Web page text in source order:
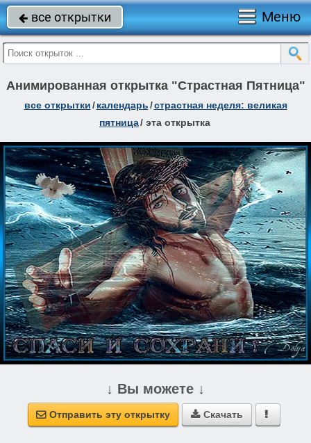
 все открытки Меню
Анимированная открытка "Страстная Пятница"
все открытки/ календарь/страстная неделя: великая
пятница/ эта открытка
↓ Вы можете ↓
 Отправить эту открытку  Скачать 